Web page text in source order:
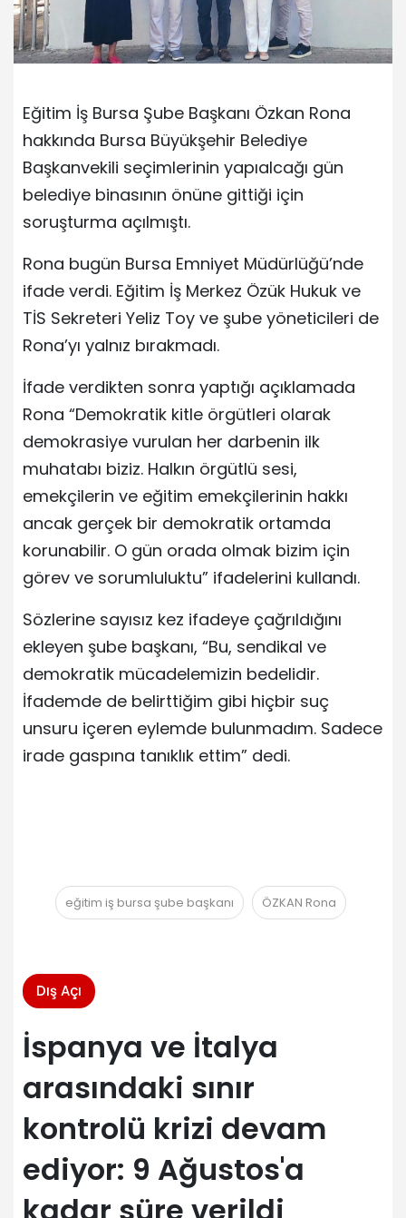
Eğitim İş Bursa Şube Başkanı Özkan Rona
hakkında Bursa Büyükşehir Belediye
Başkanvekili seçimlerinin yapıalcağı gün
belediye binasının önüne gittiği için
soruşturma açılmıştı.
Rona bugün Bursa Emniyet Müdürlüğü’nde
ifade verdi. Eğitim İş Merkez Özük Hukuk ve
TİS Sekreteri Yeliz Toy ve şube yöneticileri de
Rona’yı yalnız bırakmadı.
İfade verdikten sonra yaptığı açıklamada
Rona “Demokratik kitle örgütleri olarak
demokrasiye vurulan her darbenin ilk
muhatabı biziz. Halkın örgütlü sesi,
emekçilerin ve eğitim emekçilerinin hakkı
ancak gerçek bir demokratik ortamda
korunabilir. O gün orada olmak bizim için
görev ve sorumluluktu” ifadelerini kullandı.
Sözlerine sayısız kez ifadeye çağrıldığını
ekleyen şube başkanı, “Bu, sendikal ve
demokratik mücadelemizin bedelidir.
İfademde de belirttiğim gibi hiçbir suç
unsuru içeren eylemde bulunmadım. Sadece
irade gaspına tanıklık ettim” dedi.
eğitim iş bursa şube başkanı ÖZKAN Rona
Dış Açı
İspanya ve İtalya
arasındaki sınır
kontrolü krizi devam
ediyor: 9 Ağustos'a